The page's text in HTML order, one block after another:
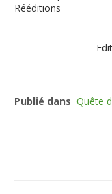
Rééditions
Publié dans Quête